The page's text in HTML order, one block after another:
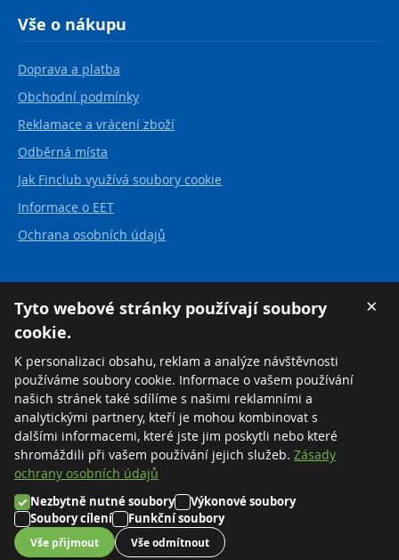
Vše o nákupu
Doprava a platba
Obchodní podmínky
Reklamace a vrácení zboží
Odběrná místa
Jak Finclub využívá soubory cookie
Informace o EET
Ochrana osobních údajů
FINCLUB plus, a.s.
Karvinská 21
737 01 Český Těšín
Česká republika
Tel:+420 558 711 550
Zdarma:
+420 800 169 570
©2026 FINCLUB plus, a.s.
Nastavení cookies
Created byMORAVIO
×
Tyto webové stránky používají soubory
cookie.
K personalizaci obsahu, reklam a analýze návštěvnosti
používáme soubory cookie. Informace o vašem používání
našich stránek také sdílíme s našimi reklamními a
analytickými partnery, kteří je mohou kombinovat s
dalšími informacemi, které jste jim poskytli nebo které
shromáždili při vašem používání jejich služeb. Zásady
ochrany osobních údajů
Nezbytně nutné soubory
Výkonové soubory
Soubory cílení
Funkční soubory
Vše přijmout Vše odmítnout